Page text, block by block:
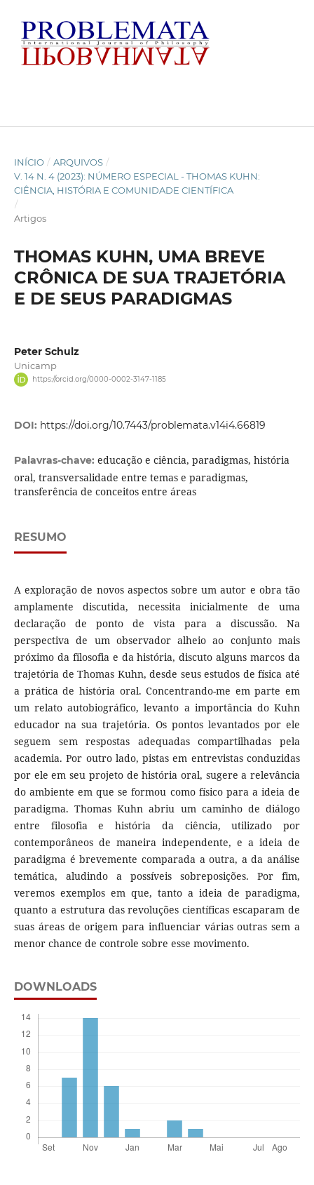
INÍCIO / ARQUIVOS /
V. 14 N. 4 (2023): NÚMERO ESPECIAL - THOMAS KUHN:
CIÊNCIA, HISTÓRIA E COMUNIDADE CIENTÍFICA
/
Artigos
THOMAS KUHN, UMA BREVE
CRÔNICA DE SUA TRAJETÓRIA
E DE SEUS PARADIGMAS
Peter Schulz
Unicamp
https://orcid.org/0000-0002-3147-1185
DOI: https://doi.org/10.7443/problemata.v14i4.66819
Palavras-chave: educação e ciência, paradigmas, história
oral, transversalidade entre temas e paradigmas,
transferência de conceitos entre áreas
RESUMO
A exploração de novos aspectos sobre um autor e obra tão
amplamente discutida, necessita inicialmente de uma
declaração de ponto de vista para a discussão. Na
perspectiva de um observador alheio ao conjunto mais
próximo da filosofia e da história, discuto alguns marcos da
trajetória de Thomas Kuhn, desde seus estudos de física até
a prática de história oral. Concentrando-me em parte em
um relato autobiográfico, levanto a importância do Kuhn
educador na sua trajetória. Os pontos levantados por ele
seguem sem respostas adequadas compartilhadas pela
academia. Por outro lado, pistas em entrevistas conduzidas
por ele em seu projeto de história oral, sugere a relevância
do ambiente em que se formou como físico para a ideia de
paradigma. Thomas Kuhn abriu um caminho de diálogo
entre filosofia e história da ciência, utilizado por
contemporâneos de maneira independente, e a ideia de
paradigma é brevemente comparada a outra, a da análise
temática, aludindo a possíveis sobreposições. Por fim,
veremos exemplos em que, tanto a ideia de paradigma,
quanto a estrutura das revoluções científicas escaparam de
suas áreas de origem para influenciar várias outras sem a
menor chance de controle sobre esse movimento.
DOWNLOADS